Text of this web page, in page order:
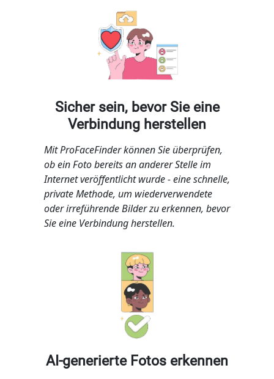
Sicher sein, bevor Sie eine
Verbindung herstellen
Mit ProFaceFinder können Sie überprüfen,
ob ein Foto bereits an anderer Stelle im
Internet veröffentlicht wurde - eine schnelle,
private Methode, um wiederverwendete
oder irreführende Bilder zu erkennen, bevor
Sie eine Verbindung herstellen.
AI-generierte Fotos erkennen